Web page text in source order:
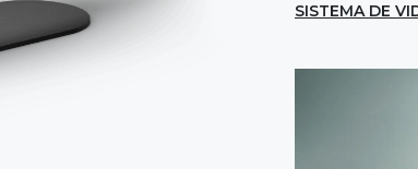
SISTEMA DE